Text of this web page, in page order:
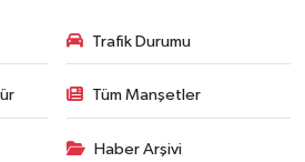
Trafik Durumu
Tüm Manşetler
Haber Arşivi